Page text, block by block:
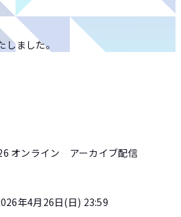
ました。
オンライン アーカイブ配信
年4月26日(日) 23:59